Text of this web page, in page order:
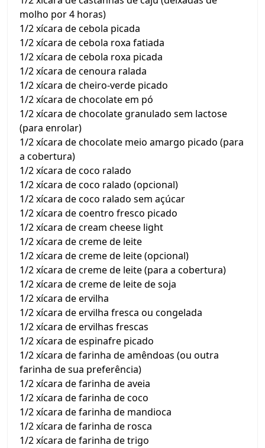
molho por 4 horas)
1/2 xícara de cebola picada
1/2 xícara de cebola roxa fatiada
1/2 xícara de cebola roxa picada
1/2 xícara de cenoura ralada
1/2 xícara de cheiro-verde picado
1/2 xícara de chocolate em pó
1/2 xícara de chocolate granulado sem lactose
(para enrolar)
1/2 xícara de chocolate meio amargo picado (para
a cobertura)
1/2 xícara de coco ralado
1/2 xícara de coco ralado (opcional)
1/2 xícara de coco ralado sem açúcar
1/2 xícara de coentro fresco picado
1/2 xícara de cream cheese light
1/2 xícara de creme de leite
1/2 xícara de creme de leite (opcional)
1/2 xícara de creme de leite (para a cobertura)
1/2 xícara de creme de leite de soja
1/2 xícara de ervilha
1/2 xícara de ervilha fresca ou congelada
1/2 xícara de ervilhas frescas
1/2 xícara de espinafre picado
1/2 xícara de farinha de amêndoas (ou outra
farinha de sua preferência)
1/2 xícara de farinha de aveia
1/2 xícara de farinha de coco
1/2 xícara de farinha de mandioca
1/2 xícara de farinha de rosca
1/2 xícara de farinha de trigo